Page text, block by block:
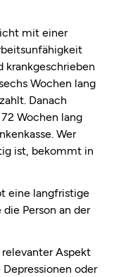
mit einer
krankgeschrieben
Wochen lang
Danach
Wochen lang
Wer
ist, bekommt in
eine langfristige
Person an der
Aspekt
oder